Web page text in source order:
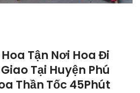
Tận Nơi Hoa Đi
Tại Huyện Phú
Thần Tốc 45Phút